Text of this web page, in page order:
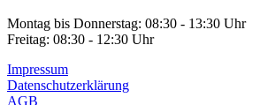
Montag bis Donnerstag: 08:30 - 13:30 Uhr
Freitag: 08:30 - 12:30 Uhr
Impressum
Datenschutzerklärung
AGB